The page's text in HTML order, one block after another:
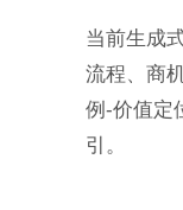
当前生成
流程、商
例-价值定
引。